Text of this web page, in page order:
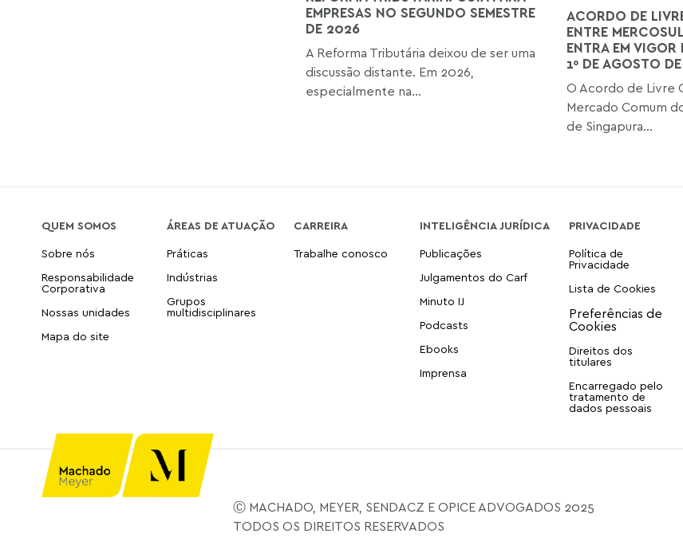
EMPRESAS NO SEGUNDO SEMESTRE
DE 2026
A Reforma Tributária deixou de ser uma
discussão distante. Em 2026,
especialmente na...
ACORDO DE
ENTRE
ENTRA EM VIGOR
1º DE AGOSTO
O Acordo de Livre
Mercado Comum
de Singapura...
QUEM SOMOS
Sobre nós
Responsabilidade
Corporativa
Nossas unidades
Mapa do site
ÁREAS DE ATUAÇÃO
Práticas
Indústrias
Grupos
multidisciplinares
CARREIRA
Trabalhe conosco
INTELIGÊNCIA JURÍDICA
Publicações
Julgamentos do Carf
Minuto IJ
Podcasts
Ebooks
Imprensa
PRIVACIDADE
Política de
Privacidade
Lista de Cookies
Direitos dos
titulares
Encarregado pelo
tratamento de
dados pessoais
Ⓒ MACHADO, MEYER, SENDACZ E OPICE ADVOGADOS 2025
TODOS OS DIREITOS RESERVADOS